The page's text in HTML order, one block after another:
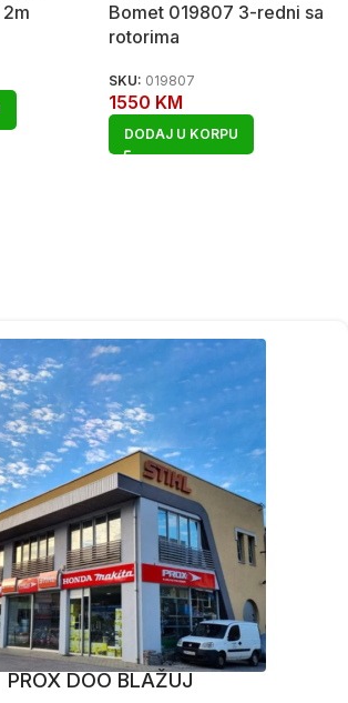
Bomet 019807 3-redni sa
rotorima
SKU: 019807
1550 KM
DODAJ U KORPU
PROX DOO BLAŽUJ